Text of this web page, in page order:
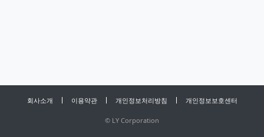
회사소개 이용약관 개인정보처리방침 개인정보보호센터
© LY Corporation